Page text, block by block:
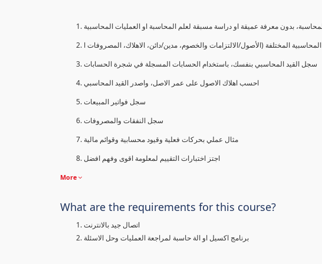
بدون معرفة عميقة او دراسة مسبقة لعلم المحاسبة او العمليات المحاسبية
المختلفة (الأصول/الالتزامات والخصوم، مدين/دائن، الاهلاك، المصروفات ا
سجل القيد المحاسبي بنفسك، باستخدام الحسابات المسجلة في شجرة الحسابات
احسب اهلاك الاصول على عمر الاصل، واصدر القيد المحاسبي
سجل فواتير المبيعات
سجل النفقات والمصروفات
مثال عملي بحركات فعلية وقيود محسابية وقوائم مالية
اجتز اختبارات التقييم لمعلومة اقوى وفهم افضل
More
What are the requirements for this course?
اتصال جيد بالانترنت
برنامج اكسيل او الة حاسبة لمراجعة العمليات وحل الاسئلة